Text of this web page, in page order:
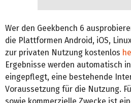
Wer den Geekbench 6
die Plattformen Android, iOS,
zur privaten Nutzung kostenlos
Ergebnisse werden automatisch
eingepflegt, eine bestehende
Voraussetzung für die Nutzung.
sowie kommerzielle Zwecke ist